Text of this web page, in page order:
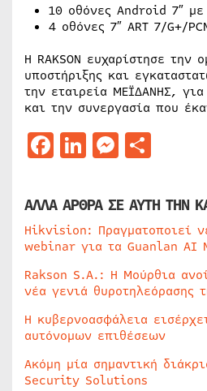
10 οθόνες Android 7″ με
4 οθόνες 7″ ART 7/G+/
Η RAKSON ευχαρίστησε την
υποστήριξης και
την εταιρεία ΜΕΪΔΑΝΗΣ,
και την συνεργασία που
Facebook
LinkedIn
ΑΛΛΑ ΑΡΘΡΑ ΣΕ ΑΥΤΗ ΤΗΝ
Hikvision: Πραγματοποιεί
webinar για τα Guanlan AI
Rakson S.A.: Η Μούρθια
νέα γενιά θυροτηλεόρασης
Η κυβερνοασφάλεια
αυτόνομων επιθέσεων
Ακόμη μία σημαντική
Security Solutions